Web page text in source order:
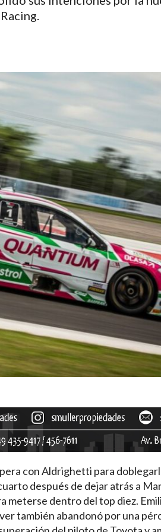
con Aldrighetti para
después de dejar atrás a
meterse dentro del top diez.
también abandonó por una